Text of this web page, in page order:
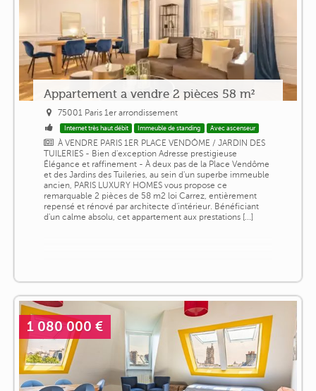
Appartement a vendre 2 pièces 58 m²
75001 Paris 1er arrondissement
Internet très haut débit Immeuble de standing Avec ascenseur
À VENDRE PARIS 1ER PLACE VENDÔME / JARDIN DES
TUILERIES - Bien d'exception Adresse prestigieuse
Élégance et raffinement - À deux pas de la Place Vendôme
et des Jardins des Tuileries, au sein d'un superbe immeuble
ancien, PARIS LUXURY HOMES vous propose ce
remarquable 2 pièces de 58 m2 loi Carrez, entièrement
repensé et rénové par architecte d'intérieur. Bénéficiant
d'un calme absolu, cet appartement aux prestations [...]
1 080 000 €